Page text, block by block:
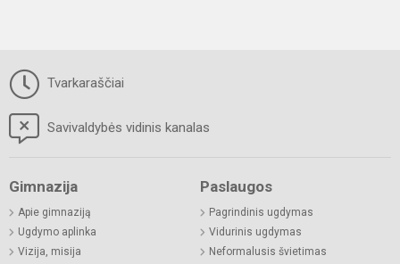
Tvarkaraščiai
Savivaldybės vidinis kanalas
Gimnazija
Apie gimnaziją
Ugdymo aplinka
Vizija, misija
Paslaugos
Pagrindinis ugdymas
Vidurinis ugdymas
Neformalusis švietimas